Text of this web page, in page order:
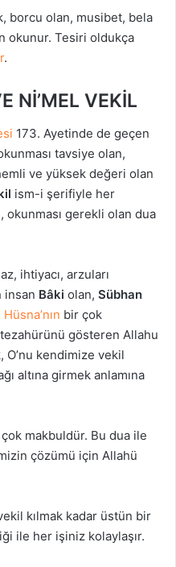
borcu olan, musibet, bela
okunur. Tesiri oldukça
.
Nİ’MEL VEKİL
173. Ayetinde de geçen
tavsiye olan,
ve yüksek değeri olan
ism-i şerifiyle her
gerekli olan dua
ihtiyacı, arzuları
insan Bâki olan, Sübhan
bir çok
gösteren Allahu
kendimize vekil
altına girmek anlamına
çok makbuldür. Bu dua ile
çözümü için Allahü
kılmak kadar üstün bir
ile her işiniz kolaylaşır.